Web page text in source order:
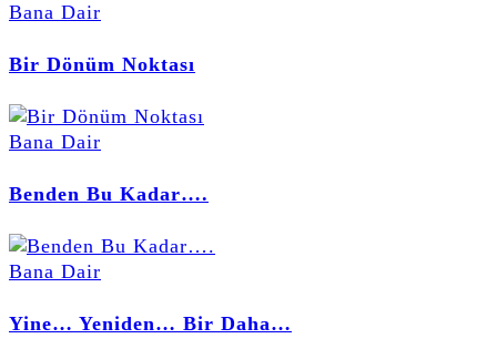
Bana Dair
Bir Dönüm Noktası
Bana Dair
Benden Bu Kadar….
Bana Dair
Yine… Yeniden… Bir Daha…